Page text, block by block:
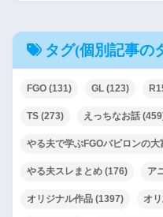
タグ(個別記事の
FGO (131) GL (123)
TS (273) えっちなお話
やる夫で学ぶFGOバビロンの大
やる夫スレまとめ (176) ア
オリジナル作品 (1397) オ